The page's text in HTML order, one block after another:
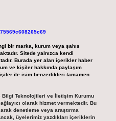
bir marka, kurum veya şahıs
Sitede yalnızca kendi
Burada yer alan içerikler haber
ve kişiler hakkında paylaşım
ile isim benzerlikleri tamamen
Bilgi Teknolojileri ve İletişim Kurumu
olarak hizmet vermektedir. Bu
denetleme veya araştırma
üyelerimiz yazdıkları içeriklerin